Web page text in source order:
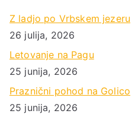
Z ladjo po Vrbskem jezeru
26 julija, 2026
Letovanje na Pagu
25 junija, 2026
Praznični pohod na Golico
25 junija, 2026